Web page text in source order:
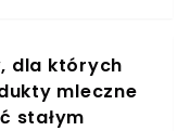
dla których
mleczne
stałym